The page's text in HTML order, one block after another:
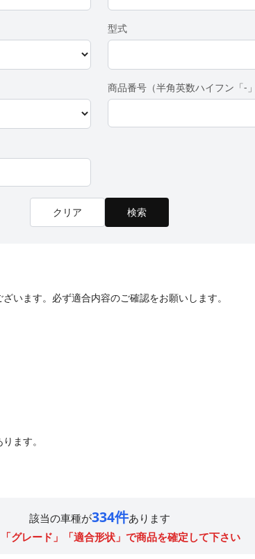
型式
商品番号（半角英数ハイフン「-
クリア 検索
います。必ず適合内容のご確認をお願いします。
ます。
該当の車種が334件あります
「グレード」「適合形状」で商品を確定して下さい